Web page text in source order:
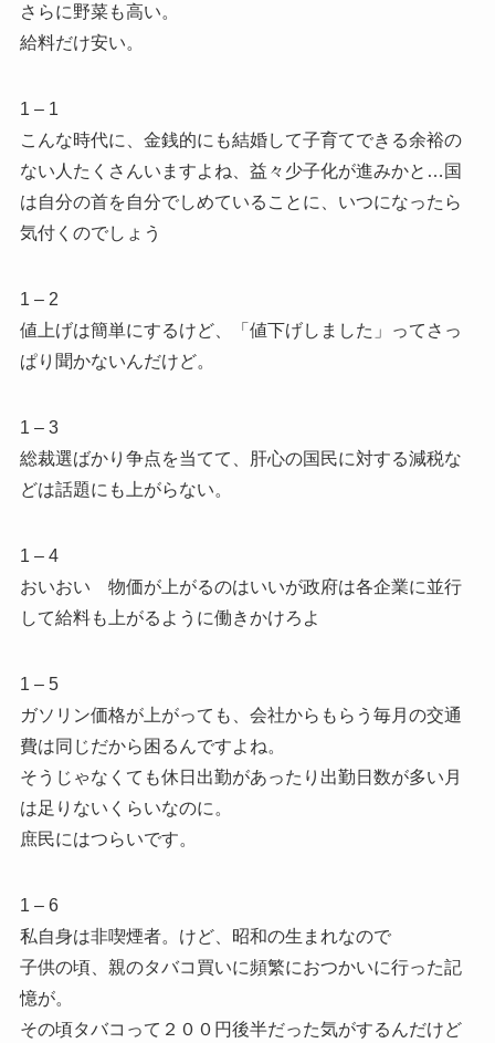
さらに野菜も高い。
給料だけ安い。
1 – 1
こんな時代に、金銭的にも結婚して子育てできる余裕の
ない人たくさんいますよね、益々少子化が進みかと…国
は自分の首を自分でしめていることに、いつになったら
気付くのでしょう
1 – 2
値上げは簡単にするけど、「値下げしました」ってさっ
ぱり聞かないんだけど。
1 – 3
総裁選ばかり争点を当てて、肝心の国民に対する減税な
どは話題にも上がらない。
1 – 4
おいおい 物価が上がるのはいいが政府は各企業に並行
して給料も上がるように働きかけろよ
1 – 5
ガソリン価格が上がっても、会社からもらう毎月の交通
費は同じだから困るんですよね。
そうじゃなくても休日出勤があったり出勤日数が多い月
は足りないくらいなのに。
庶民にはつらいです。
1 – 6
私自身は非喫煙者。けど、昭和の生まれなので
子供の頃、親のタバコ買いに頻繁におつかいに行った記
憶が。
その頃タバコって２００円後半だった気がするんだけど